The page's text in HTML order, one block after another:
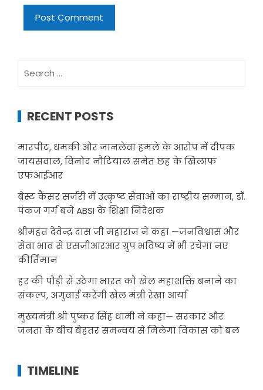
for:
RECENT POSTS
मारपीट, धमकी और जानलेवा हमले के आरोप में दीपक
जायसवाल, विनोद नौटियाल समेत छह के खिलाफ
एफआईआर
ब्रेस्ट कैंसर सर्जरी में उत्कृष्ट सेवाओं का राष्ट्रीय सम्मान, डॉ.
पंकज गर्ग बने ABSI के शिक्षा निदेशक
श्रीमहंत देवेन्द्र दास जी महाराज ने कहा —जनविश्वास और
सेवा भाव से एसजीआरआर ग्रुप भविष्य में भी रचेगा नए
कीर्तिमान
हर की पौड़ी से उठेगा भारत को खेल महाशक्ति बनाने का
संकल्प, अगुवाई करेंगी खेल मंत्री रेखा आर्या
मुख्यमंत्री श्री पुष्कर सिंह धामी ने कहा— सरकार और
जनता के बीच बेहतर समन्वय से मिलेगा विकास को बल
TIMELINE